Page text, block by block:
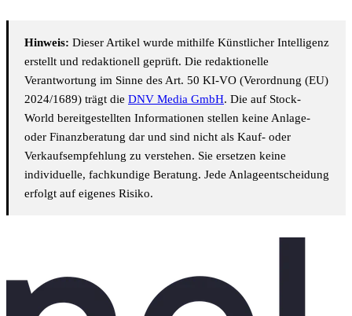
Hinweis: Dieser Artikel wurde mithilfe Künstlicher Intelligenz
erstellt und redaktionell geprüft. Die redaktionelle
Verantwortung im Sinne des Art. 50 KI-VO (Verordnung (EU)
2024/1689) trägt die DNV Media GmbH. Die auf Stock-
World bereitgestellten Informationen stellen keine Anlage-
oder Finanzberatung dar und sind nicht als Kauf- oder
Verkaufsempfehlung zu verstehen. Sie ersetzen keine
individuelle, fachkundige Beratung. Jede Anlageentscheidung
erfolgt auf eigenes Risiko.